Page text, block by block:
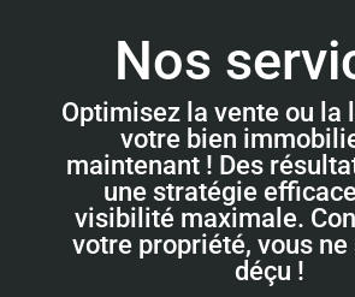
Nos
Optimisez la vente ou la
votre bien
maintenant ! Des
une stratégie
visibilité maximale.
votre propriété, vous ne
déçu !